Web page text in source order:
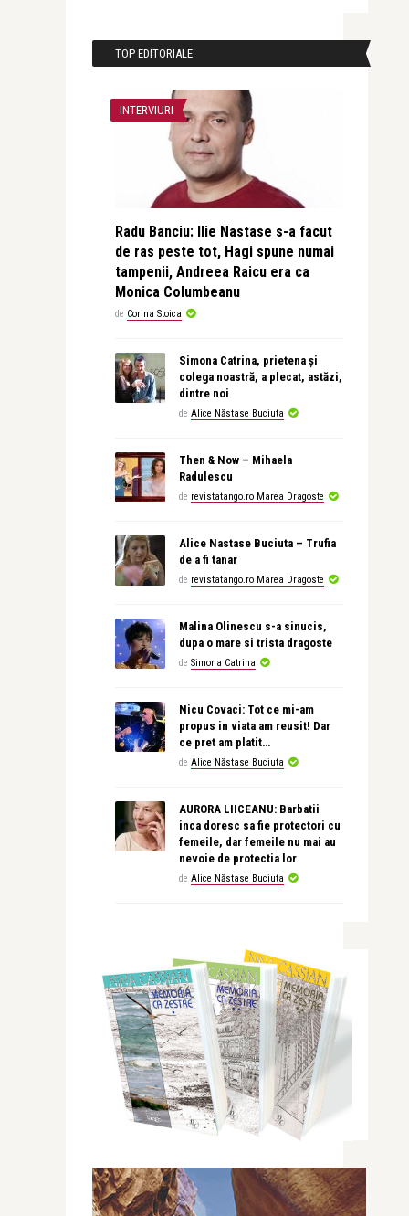
TOP EDITORIALE
INTERVIURI
Radu Banciu: Ilie Nastase s-a facut
de ras peste tot, Hagi spune numai
tampenii, Andreea Raicu era ca
Monica Columbeanu
de Corina Stoica
Simona Catrina, prietena și
colega noastră, a plecat, astăzi,
dintre noi
de Alice Năstase Buciuta
Then & Now – Mihaela
Radulescu
de revistatango.ro Marea Dragoste
Alice Nastase Buciuta – Trufia
de a fi tanar
de revistatango.ro Marea Dragoste
Malina Olinescu s-a sinucis,
dupa o mare si trista dragoste
de Simona Catrina
Nicu Covaci: Tot ce mi-am
propus in viata am reusit! Dar
ce pret am platit…
de Alice Năstase Buciuta
AURORA LIICEANU: Barbatii
inca doresc sa fie protectori cu
femeile, dar femeile nu mai au
nevoie de protectia lor
de Alice Năstase Buciuta